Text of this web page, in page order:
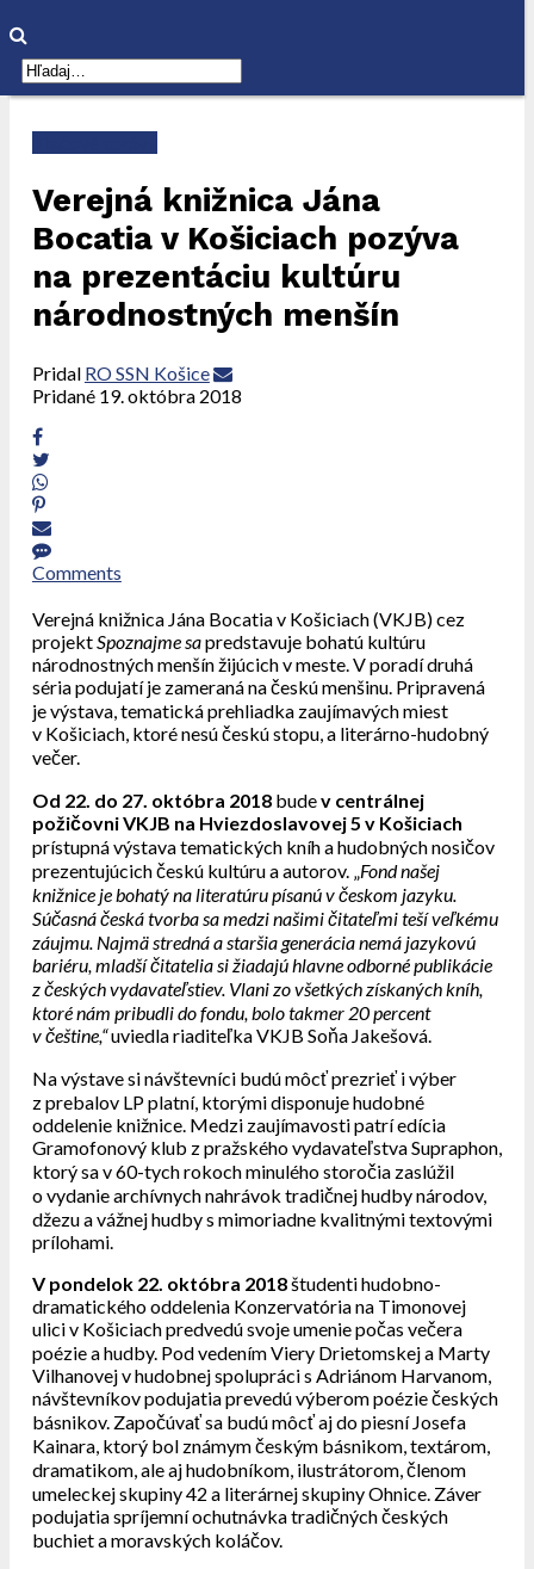
Verejná knižnica Jána
Bocatia v Košiciach pozýva
na prezentáciu kultúru
národnostných menšín
Pridal RO SSN Košice
Pridané 19. októbra 2018
Comments
Verejná knižnica Jána Bocatia v Košiciach (VKJB) cez
projektSpoznajme sapredstavuje bohatú kultúru
národnostných menšín žijúcich v meste. V poradí druhá
séria podujatí je zameraná na českú menšinu. Pripravená
je výstava, tematická prehliadka zaujímavých miest
v Košiciach, ktoré nesú českú stopu, a literárno-hudobný
večer.
Od 22. do 27. októbra 2018budev centrálnej
požičovni VKJB na Hviezdoslavovej 5 v Košiciach
prístupná výstava tematických kníh a hudobných nosičov
prezentujúcich českú kultúru a autorov. „Fond našej
knižnice je bohatý na literatúru písanú v českom jazyku.
Súčasná česká tvorba sa medzi našimi čitateľmi teší veľkému
záujmu. Najmä stredná a staršia generácia nemá jazykovú
bariéru, mladší čitatelia si žiadajú hlavne odborné publikácie
z českých vydavateľstiev. Vlani zo všetkých získaných kníh,
ktoré nám pribudli do fondu, bolo takmer 20 percent
v češtine,“uviedla riaditeľka VKJB Soňa Jakešová.
Na výstave si návštevníci budú môcť prezrieť i výber
z prebalov LP platní, ktorými disponuje hudobné
oddelenie knižnice. Medzi zaujímavosti patrí edícia
Gramofonový klub z pražského vydavateľstva Supraphon,
ktorý sa v 60-tych rokoch minulého storočia zaslúžil
o vydanie archívnych nahrávok tradičnej hudby národov,
džezu a vážnej hudby s mimoriadne kvalitnými textovými
prílohami.
V pondelok 22. októbra 2018študenti hudobno-
dramatického oddelenia Konzervatória na Timonovej
ulici v Košiciach predvedú svoje umenie počas večera
poézie a hudby. Pod vedením Viery Drietomskej a Marty
Vilhanovej v hudobnej spolupráci s Adriánom Harvanom,
návštevníkov podujatia prevedú výberom poézie českých
básnikov. Započúvať sa budú môcť aj do piesní Josefa
Kainara, ktorý bol známym českým básnikom, textárom,
dramatikom, ale aj hudobníkom, ilustrátorom, členom
umeleckej skupiny 42 a literárnej skupiny Ohnice. Záver
podujatia spríjemní ochutnávka tradičných českých
buchiet a moravských koláčov.